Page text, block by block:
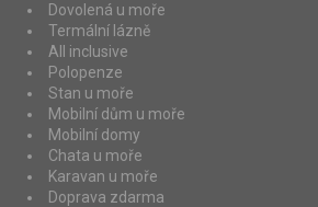
Dovolená u moře
Termální lázně
All inclusive
Polopenze
Stan u moře
Mobilní dům u moře
Mobilní domy
Chata u moře
Karavan u moře
Doprava zdarma